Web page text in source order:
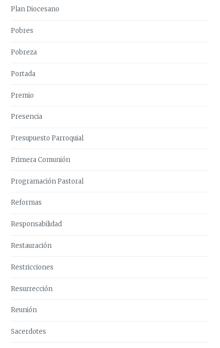
Plan Diocesano
Pobres
Pobreza
Portada
Premio
Presencia
Presupuesto Parroquial
Primera Comunión
Programación Pastoral
Reformas
Responsabilidad
Restauración
Restricciones
Resurrección
Reunión
Sacerdotes